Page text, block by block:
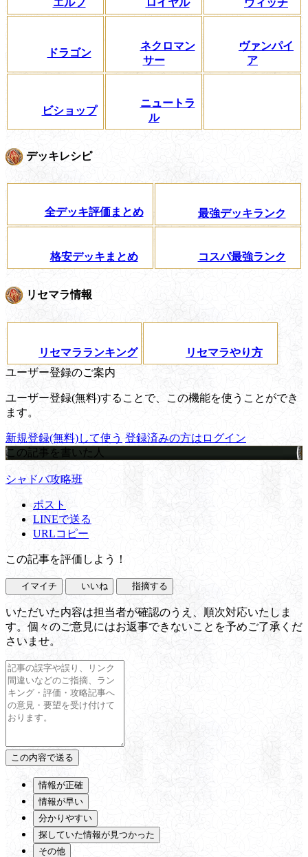
エルフ ロイヤル ウィッチ
ドラゴン
ネクロマン
サー
ヴァンパイ
ア
ビショップ
ニュートラ
ル
デッキレシピ
全デッキ評価まとめ 最強デッキランク
格安デッキまとめ コスパ最強ランク
リセマラ情報
リセマラランキング
リセマラやり方
ユーザー登録のご案内
ユーザー登録(無料)することで、この機能を使うことができ
ます。
新規登録(無料)して使う 登録済みの方はログイン
この記事を書いた人
シャドバ攻略班
ポスト
LINEで送る
URLコピー
この記事を評価しよう！
イマイチ いいね 指摘する
いただいた内容は担当者が確認のうえ、順次対応いたしま
す。個々のご意見にはお返事できないことを予めご了承くだ
さいませ。
情報が正確
情報が早い
分かりやすい
探していた情報が見つかった
その他